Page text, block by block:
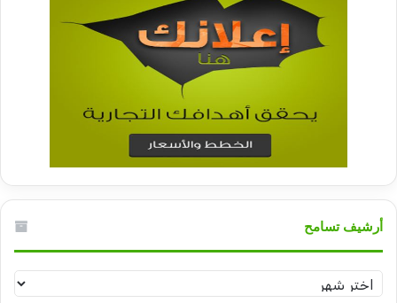
أرشيف تسامح
أرشيف
تسامح